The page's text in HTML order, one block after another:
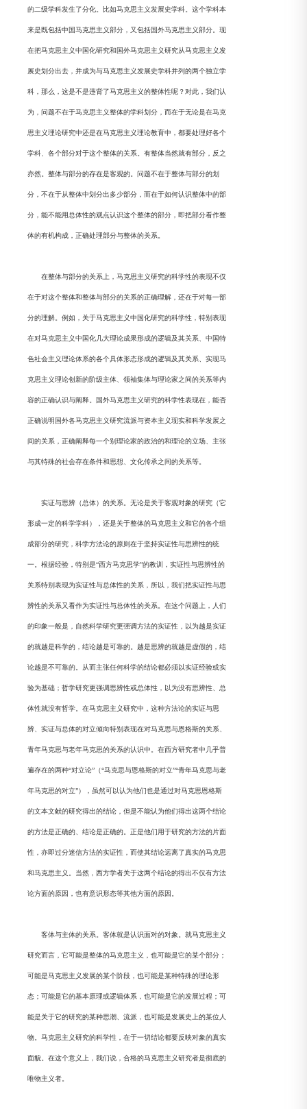
的二级学科发生了分化。比如马克思主义发展史学科。这个学科本
来是既包括中国马克思主义部分，又包括国外马克思主义部分。现
在把马克思主义中国化研究和国外马克思主义研究从马克思主义发
展史划分出去，并成为与马克思主义发展史学科并列的两个独立学
科，那么，这是不是违背了马克思主义的整体性呢？对此，我们认
为，问题不在于马克思主义整体的学科划分，而在于无论是在马克
思主义理论研究中还是在马克思主义理论教育中，都要处理好各个
学科、各个部分对于这个整体的关系。有整体当然就有部分，反之
亦然。整体与部分的存在是客观的。问题不在于整体与部分的划
分，不在于从整体中划分出多少部分，而在于如何认识整体中的部
分，能不能用总体性的观点认识这个整体的部分，即把部分看作整
体的有机构成，正确处理部分与整体的关系。
在整体与部分的关系上，马克思主义研究的科学性的表现不仅
在于对这个整体和整体与部分的关系的正确理解，还在于对每一部
分的理解。例如，关于马克思主义中国化研究的科学性，特别表现
在对马克思主义中国化几大理论成果形成的逻辑及其关系、中国特
色社会主义理论体系的各个具体形态形成的逻辑及其关系、实现马
克思主义理论创新的阶级主体、领袖集体与理论家之间的关系等内
容的正确认识与阐释。国外马克思主义研究的科学性表现在，能否
正确说明国外各马克思主义研究流派与资本主义现实和科学发展之
间的关系，正确阐释每一个别理论家的政治的和理论的立场、主张
与其特殊的社会存在条件和思想、文化传承之间的关系等。
实证与思辨（总体）的关系。无论是关于客观对象的研究（它
形成一定的科学学科），还是关于整体的马克思主义和它的各个组
成部分的研究，科学方法论的原则在于坚持实证性与思辨性的统
一。根据经验，特别是“西方马克思学”的教训，实证性与思辨性的
关系特别表现为实证性与总体性的关系，所以，我们把实证性与思
辨性的关系又看作为实证性与总体性的关系。在这个问题上，人们
的印象一般是，自然科学研究更强调方法的实证性，以为越是实证
的就越是科学的，结论越是可靠的。越是思辨的就越是虚假的，结
论越是不可靠的。从而主张任何科学的结论都必须以实证经验或实
验为基础；哲学研究更强调思辨性或总体性，以为没有思辨性、总
体性就没有哲学。在马克思主义研究中，这种方法论的实证与思
辨、实证与总体的对立倾向特别表现在对马克思与恩格斯的关系、
青年马克思与老年马克思的关系的认识中。在西方研究者中几乎普
遍存在的两种“对立论”（“马克思与恩格斯的对立”“青年马克思与老
年马克思的对立”），虽然可以认为他们也是通过对马克思恩格斯
的文本文献的研究得出的结论，但是不能认为他们得出这两个结论
的方法是正确的、结论是正确的。正是他们用于研究的方法的片面
性，亦即过分迷信方法的实证性，而使其结论远离了真实的马克思
和马克思主义。当然，西方学者关于这两个结论的得出不仅有方法
论方面的原因，也有意识形态等其他方面的原因。
客体与主体的关系。客体就是认识面对的对象。就马克思主义
研究而言，它可能是整体的马克思主义，也可能是它的某个部分；
可能是马克思主义发展的某个阶段，也可能是某种特殊的理论形
态；可能是它的基本原理或逻辑体系，也可能是它的发展过程；可
能是关于它的研究的某种思潮、流派，也可能是发展史上的某位人
物。马克思主义研究的科学性，在于一切结论都要反映对象的真实
面貌。在这个意义上，我们说，合格的马克思主义研究者是彻底的
唯物主义者。